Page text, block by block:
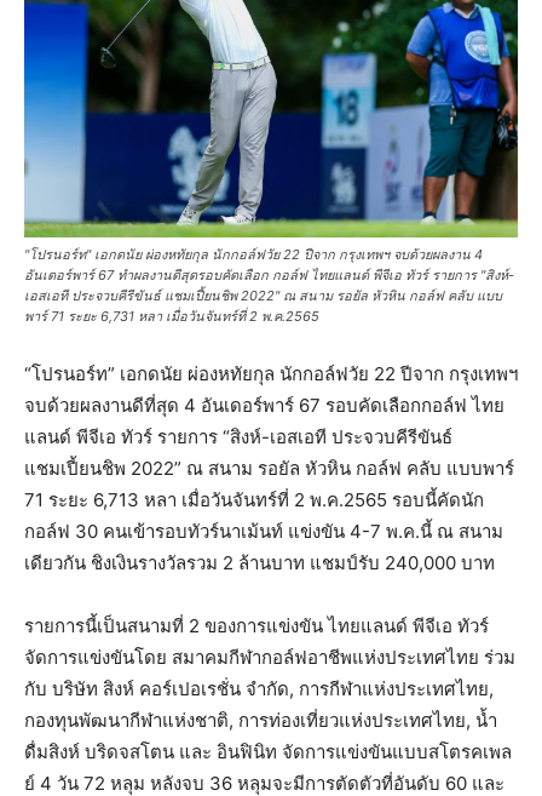
"โปรนอร์ท" เอกดนัย ผ่องหทัยกุล นักกอล์ฟวัย 22 ปีจาก กรุงเทพฯ จบด้วยผลงาน 4
อันเดอร์พาร์ 67 ทำผลงานดีสุดรอบคัดเลือก กอล์ฟ ไทยแลนด์ พีจีเอ ทัวร์ รายการ "สิงห์-
เอสเอที ประจวบคีรีขันธ์ แชมเปี้ยนชิพ 2022" ณ สนาม รอยัล หัวหิน กอล์ฟ คลับ แบบ
พาร์ 71 ระยะ 6,731 หลา เมื่อวันจันทร์ที่ 2 พ.ค.2565
“โปรนอร์ท” เอกดนัย ผ่องหทัยกุล นักกอล์ฟวัย 22 ปีจาก กรุงเทพฯ
จบด้วยผลงานดีที่สุด 4 อันเดอร์พาร์ 67 รอบคัดเลือกกอล์ฟ ไทย
แลนด์ พีจีเอ ทัวร์ รายการ “สิงห์-เอสเอที ประจวบคีรีขันธ์
แชมเปี้ยนชิพ 2022” ณ สนาม รอยัล หัวหิน กอล์ฟ คลับ แบบพาร์
71 ระยะ 6,713 หลา เมื่อวันจันทร์ที่ 2 พ.ค.2565 รอบนี้คัดนัก
กอล์ฟ 30 คนเข้ารอบทัวร์นาเม้นท์ แข่งขัน 4-7 พ.ค.นี้ ณ สนาม
เดียวกัน ชิงเงินรางวัลรวม 2 ล้านบาท แชมป์รับ 240,000 บาท
รายการนี้เป็นสนามที่ 2 ของการแข่งขัน ไทยแลนด์ พีจีเอ ทัวร์
จัดการแข่งขันโดย สมาคมกีฬากอล์ฟอาชีพแห่งประเทศไทย ร่วม
กับ บริษัท สิงห์ คอร์เปอเรชั่น จำกัด, การกีฬาแห่งประเทศไทย,
กองทุนพัฒนากีฬาแห่งชาติ, การท่องเที่ยวแห่งประเทศไทย, น้ำ
ดื่มสิงห์ บริดจสโตน และ อินฟินิท จัดการแข่งขันแบบสโตรคเพล
ย์ 4 วัน 72 หลุม หลังจบ 36 หลุมจะมีการตัดตัวที่อันดับ 60 และ